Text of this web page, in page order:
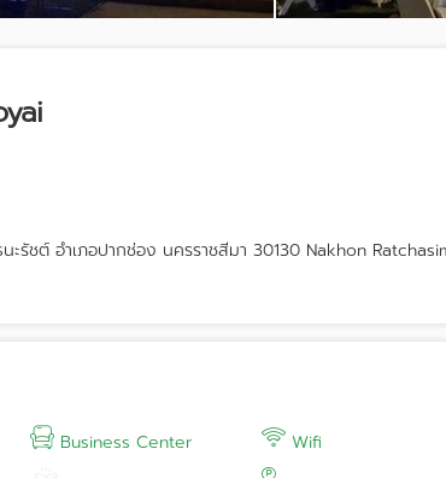
รัชต์ อำเภอปากช่อง นครราชสีมา 30130 Nakhon
Business Center Wifi